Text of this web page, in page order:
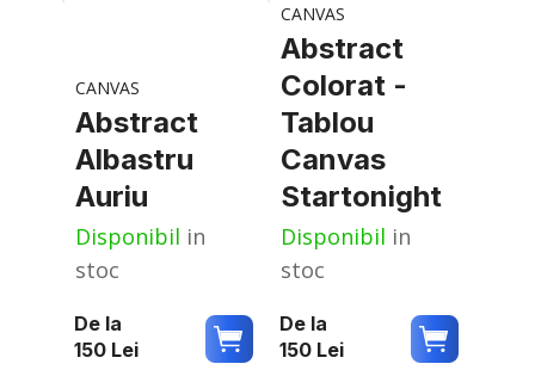
CANVAS
Abstract
Albastru
Auriu
Disponibil in
stoc
De la
150 Lei
CANVAS
Abstract
Colorat -
Tablou
Canvas
Startonight
Disponibil in
stoc
De la
150 Lei